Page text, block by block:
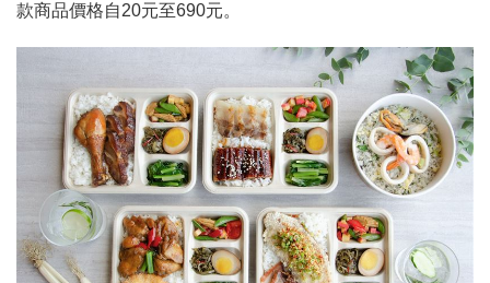
款商品價格自20元至690元。